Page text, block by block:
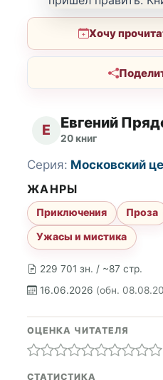
Хочу
Е Евгений
20 книг
229 701 зн. / ~87 стр.
16.06.2026 (обн.
Серия: Московский
ЖАНРЫ
Приключения Проза
Ужасы и мистика
ОЦЕНКА ЧИТАТЕЛЯ
СТАТИСТИКА